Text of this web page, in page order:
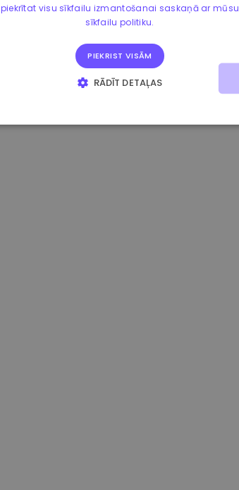
0.080659000 € -4.80%
piekrītat visu sīkfailu izmantošanai saskaņā ar mūsu
sīkfailu politiku.
PIEKRIST VISĀM
RĀDĪT DETAĻAS